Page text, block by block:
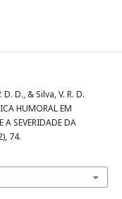
D. D., & Silva, V. R. D.
HUMORAL EM
SEVERIDADE DA
74.